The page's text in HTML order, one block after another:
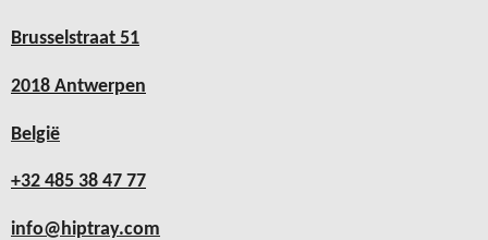
Brusselstraat 51
2018 Antwerpen
België
+32 485 38 47 77
info@hiptray.com